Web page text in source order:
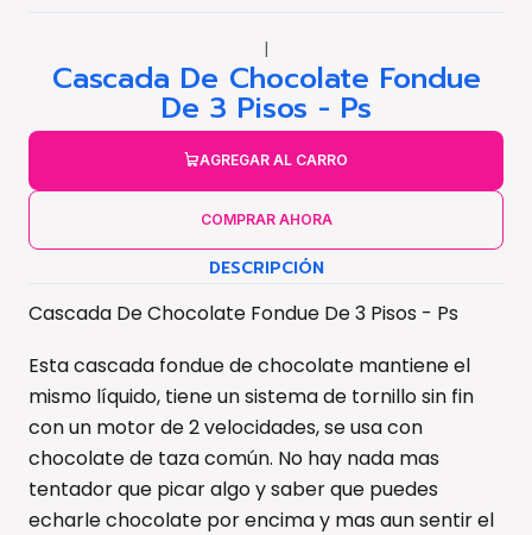
|
Cascada De Chocolate Fondue
De 3 Pisos - Ps
AGREGAR AL CARRO
COMPRAR AHORA
DESCRIPCIÓN
Cascada De Chocolate Fondue De 3 Pisos - Ps
Esta cascada fondue de chocolate mantiene el
mismo líquido, tiene un sistema de tornillo sin fin
con un motor de 2 velocidades, se usa con
chocolate de taza común. No hay nada mas
tentador que picar algo y saber que puedes
echarle chocolate por encima y mas aun sentir el